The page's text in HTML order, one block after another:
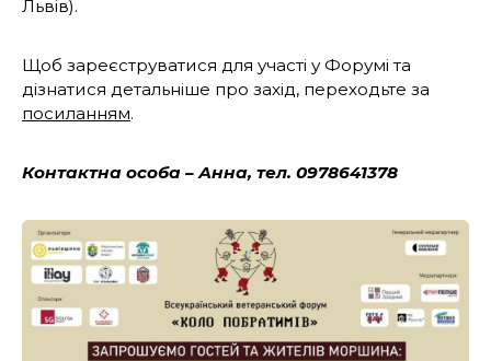
Львів).
Щоб зареєструватися для участі у Форумі та
дізнатися детальніше про захід, переходьте за
посиланням.
Контактна особа –Анна, тел. 0978641378